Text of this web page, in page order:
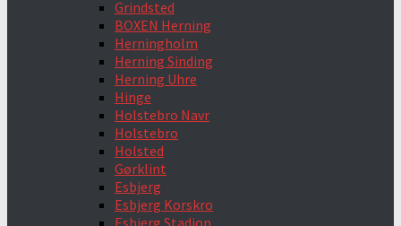
Grindsted
BOXEN Herning
Herningholm
Herning Sinding
Herning Uhre
Hinge
Holstebro Navr
Holstebro
Holsted
Gørklint
Esbjerg
Esbjerg Korskro
Esbjerg Stadion